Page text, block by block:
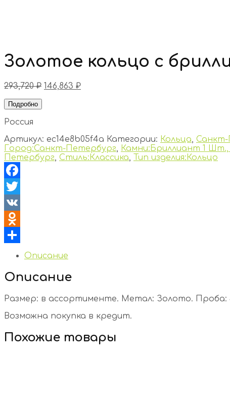
Золотое кольцо с
293,720₽ 146,863 ₽
Подробно
Россия
Артикул: ec14e8b05f4a Категории: Кольца, Санкт-
Город:Санкт-Петербург, Камни:Бриллиант 1
Петербург, Стиль:Классика, Тип изделия:Кольцо
Facebook
Twitter
VK
Odnoklassniki
Отправить
Описание
Описание
Размер: в ассортименте. Метал: Золото. Проба:
Возможна покупка в кредит.
Похожие товары